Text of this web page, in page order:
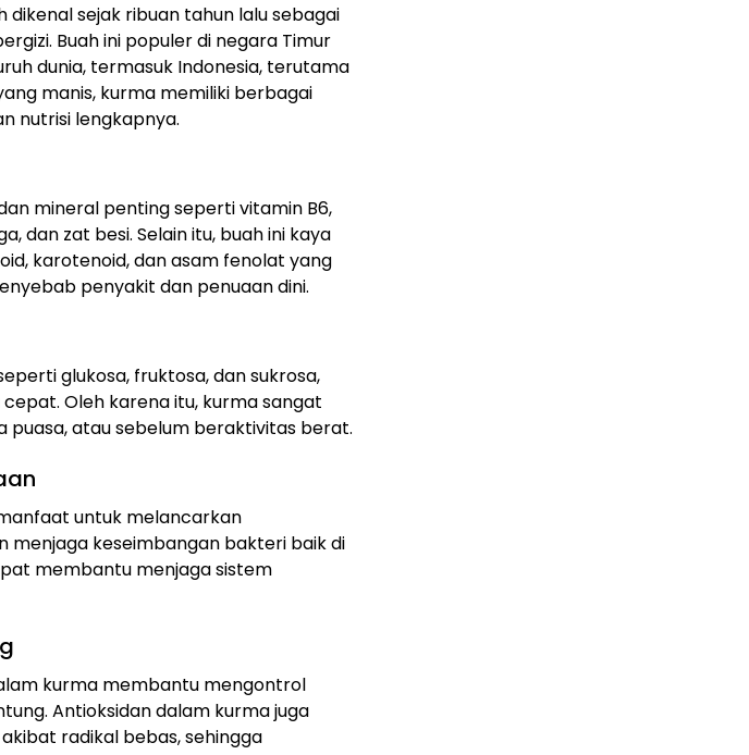
dikenal sejak ribuan tahun lalu sebagai
Buah ini populer di negara Timur
dunia, termasuk Indonesia, terutama
manis, kurma memiliki berbagai
nutrisi lengkapnya.
mineral penting seperti vitamin B6,
dan zat besi. Selain itu, buah ini kaya
karotenoid, dan asam fenolat yang
penyakit dan penuaan dini.
glukosa, fruktosa, dan sukrosa,
Oleh karena itu, kurma sangat
puasa, atau sebelum beraktivitas berat.
untuk melancarkan
menjaga keseimbangan bakteri baik di
membantu menjaga sistem
kurma membantu mengontrol
Antioksidan dalam kurma juga
radikal bebas, sehingga